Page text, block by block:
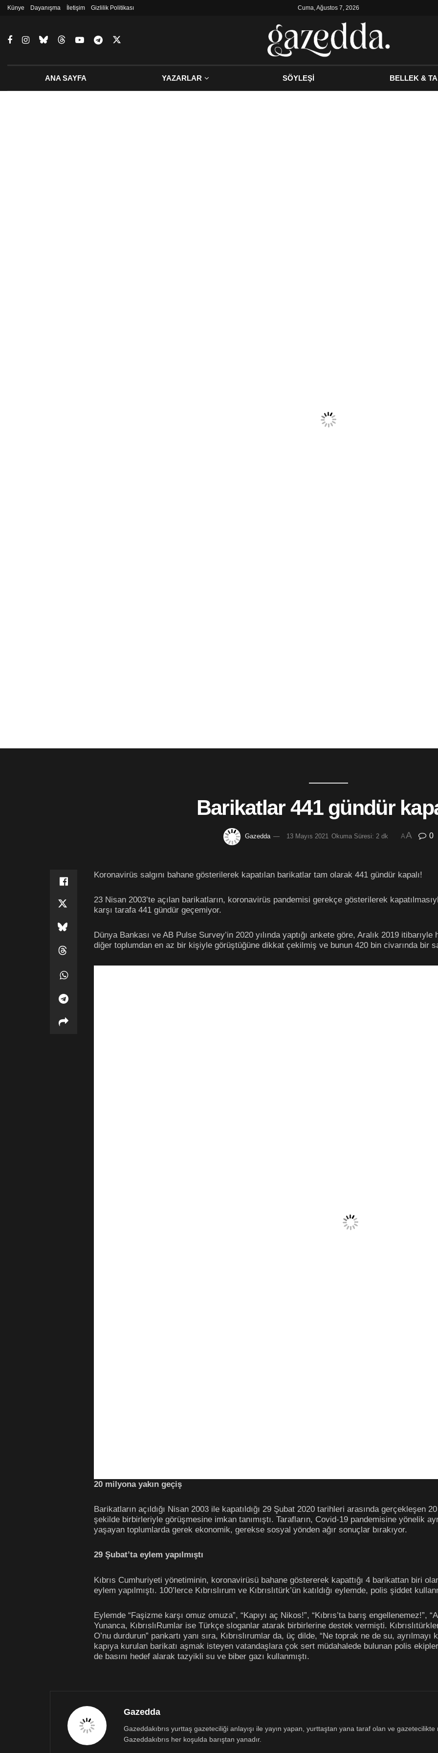
Künye Dayanışma İletişim Gizlilik Politikası Cuma, Ağustos 7, 2026
ANA SAYFA YAZARLAR SÖYLEŞİ BELLEK &
Barikatlar 441 gündür
Gazedda 13 Mayıs 2021 Okuma Süresi: 2 dk AA 0
Koronavirüs salgını bahane gösterilerek kapatılan barikatlar tam olarak 441 gündür kapalı!
23 Nisan 2003’te açılan barikatların, koronavirüs pandemisi gerekçe gösterilerek
karşı tarafa 441 gündür geçemiyor.
Dünya Bankası ve AB Pulse Survey’in 2020 yılında yaptığı ankete göre, Aralık 2019
diğer toplumdan en az bir kişiyle görüştüğüne dikkat çekilmiş ve bunun 420 bin civarında bir
20 milyona yakın geçiş
Barikatların açıldığı Nisan 2003 ile kapatıldığı 29 Şubat 2020 tarihleri arasında gerçekleşen
şekilde birbirleriyle görüşmesine imkan tanımıştı. Tarafların, Covid-19 pandemisine yönelik
yaşayan toplumlarda gerek ekonomik, gerekse sosyal yönden ağır sonuçlar bırakıyor.
29 Şubat’ta eylem yapılmıştı
Kıbrıs Cumhuriyeti yönetiminin, koronavirüsü bahane göstererek kapattığı 4 barikattan biri
eylem yapılmıştı. 100’lerce Kıbrıslırum ve Kıbrıslıtürk’ün katıldığı eylemde, polis şiddet
Eylemde “Faşizme karşı omuz omuza”, “Kapıyı aç Nikos!”, “Kıbrıs’ta barış engellenemez!”,
Yunanca, KıbrıslıRumlar ise Türkçe sloganlar atarak birbirlerine destek vermişti.
O’nu durdurun” pankartı yanı sıra, Kıbrıslırumlar da, üç dilde, “Ne toprak ne de su,
kapıya kurulan barikatı aşmak isteyen vatandaşlara çok sert müdahalede bulunan polis
de basını hedef alarak tazyikli su ve biber gazı kullanmıştı.
Gazedda
Gazeddakıbrıs yurttaş gazeteciliği anlayışı ile yayın yapan, yurttaştan yana taraf olan ve
Gazeddakıbrıs her koşulda barıştan yanadır.